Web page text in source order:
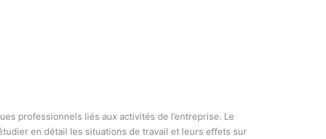
professionnels liés aux activités de l’entreprise. Le
en détail les situations de travail et leurs effets sur